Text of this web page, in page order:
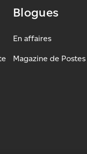
Blogues
En affaires
Magazine de